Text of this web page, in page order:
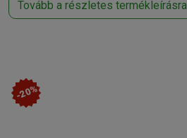
Tovább a részletes termékleírásra
-20%